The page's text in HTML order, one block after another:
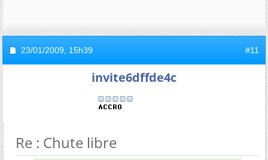
23/01/2009, 15h39 #11
invite6dffde4c
Re : Chute libre